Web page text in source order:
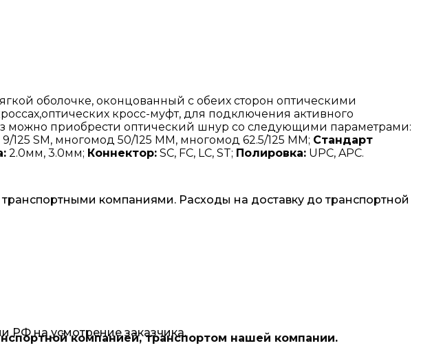
оболочке, оконцованный с обеих сторон оптическими
кросс-муфт, для подключения активного
можно приобрести оптический шнур со следующими параметрами:
125 SM, многомод 50/125 MM, многомод 62.5/125 MM; Стандарт
2.0мм, 3.0мм; Коннектор: SC, FC, LC, ST; Полировка: UPC, APC.
компаниями. Расходы на доставку до транспортной
РФ на усмотрение заказчика.
компанией, транспортом нашей компании.